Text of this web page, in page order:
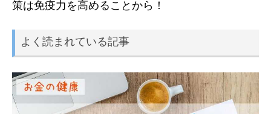
策は免疫力を高めることから！
よく読まれている記事